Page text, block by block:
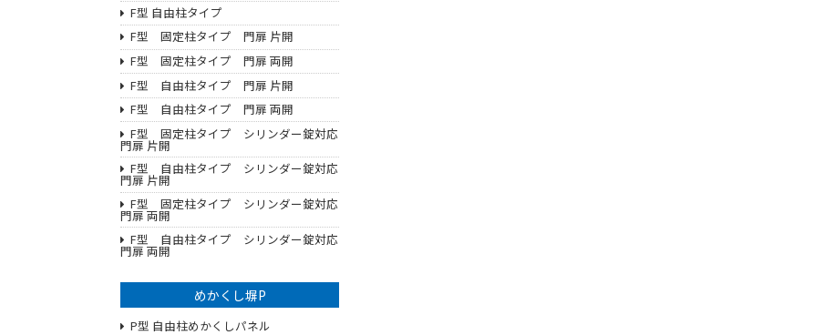
F型 自由柱タイプ
F型 固定柱タイプ 門扉 片開
F型 固定柱タイプ 門扉 両開
F型 自由柱タイプ 門扉 片開
F型 自由柱タイプ 門扉 両開
F型 固定柱タイプ シリンダー錠対応
門扉 片開
F型 自由柱タイプ シリンダー錠対応
門扉 片開
F型 固定柱タイプ シリンダー錠対応
門扉 両開
F型 自由柱タイプ シリンダー錠対応
門扉 両開
めかくし塀P
P型 自由柱めかくしパネル